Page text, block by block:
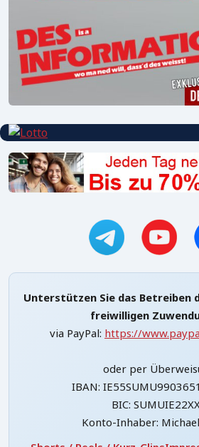
Unterstützen Sie das Betreiben
freiwilligen
via PayPal: https://
oder per
IBAN:
BIC:
Konto-Inhaber: